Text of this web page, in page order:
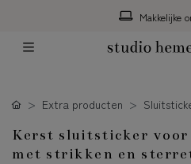
Makkelijke
Extra producten
Kerst sluitsticker voor
met strikken en